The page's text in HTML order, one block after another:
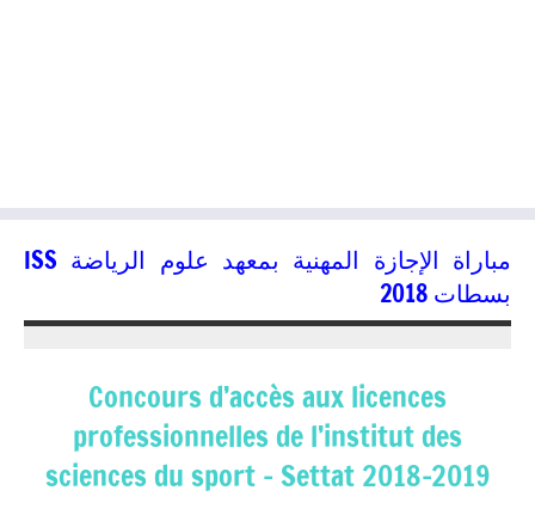
مباراة الإجازة المهنية بمعھد علوم الریاضة ISS
بسطات 2018
Concours d’accès aux licences
professionnelles de l’institut des
sciences du sport – Settat 2018-2019